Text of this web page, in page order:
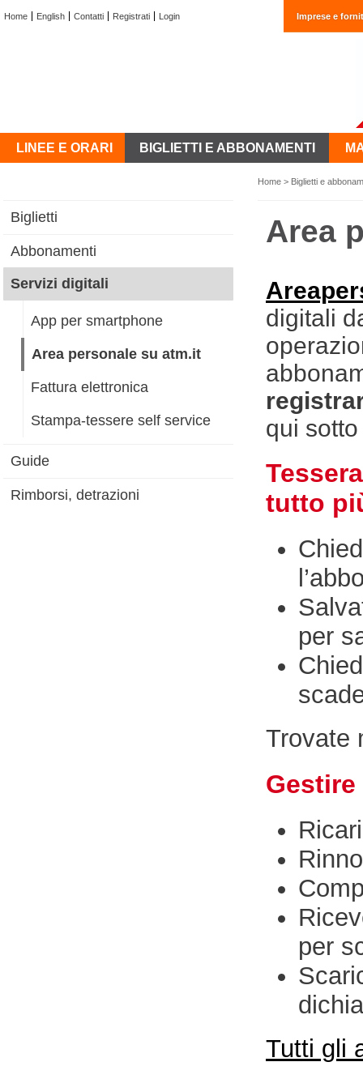
Home English Contatti Registrati Login Imprese e
LINEE E ORARI BIGLIETTI E ABBONAMENTI
Home > Biglietti e
Biglietti
Abbonamenti
Servizi digitali
App per smartphone
Area personale su atm.it
Fattura elettronica
Stampa-tessere self service
Guide
Rimborsi, detrazioni
Area
digitali
qui
tutto
per
Trovate
per
Tutti gli